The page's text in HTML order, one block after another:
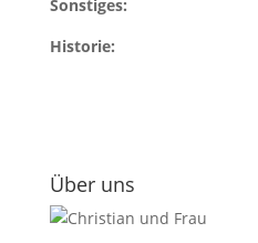
Sonstiges:
Historie:
Über uns